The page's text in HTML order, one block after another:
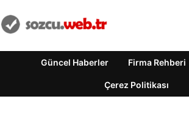
Güncel Haberler Firma Rehberi
Çerez Politikası